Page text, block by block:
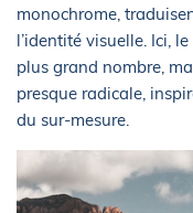
monochrome,
l’identité visuelle. Ici,
plus grand nombre,
presque radicale,
du sur-mesure.